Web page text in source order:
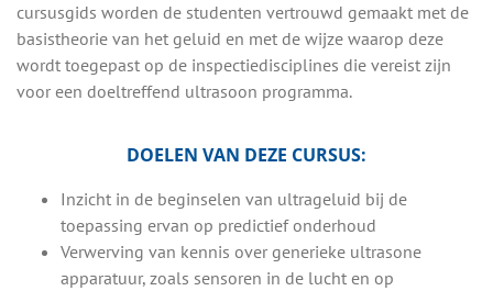
cursusgids worden de studenten vertrouwd gemaakt met de
basistheorie van het geluid en met de wijze waarop deze
wordt toegepast op de inspectiedisciplines die vereist zijn
voor een doeltreffend ultrasoon programma.
DOELEN VAN DEZE CURSUS:
Inzicht in de beginselen van ultrageluid bij de
toepassing ervan op predictief onderhoud
Verwerving van kennis over generieke ultrasone
apparatuur, zoals sensoren in de lucht en op